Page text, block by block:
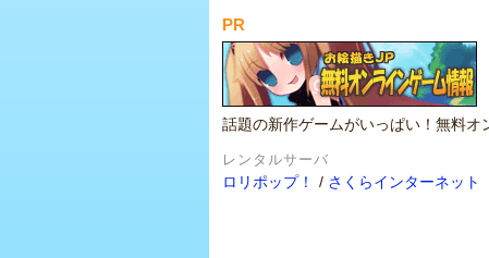
PR
話題の新作ゲームがいっぱい！無料オ
レンタルサーバ
ロリポップ！ / さくらインターネット